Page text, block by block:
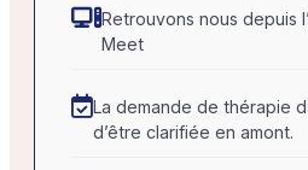
Retrouvons nous depuis
Meet
La demande de thérapie
d’être clarifiée en amont.